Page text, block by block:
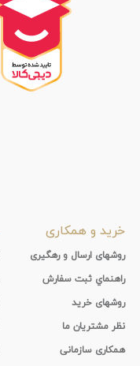
خرید و همکاری
روشهای ارسال و رهگیری
راهنماي ثبت سفارش
روشهای خرید
نظر مشتریان ما
همکاری سازمانی